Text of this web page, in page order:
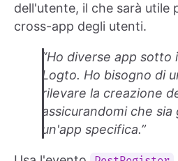
dell'utente, il che sarà utile
cross-app degli utenti.
“Ho diverse app sotto
Logto. Ho bisogno di
rilevare la creazione
assicurandomi che sia
un'app specifica.”